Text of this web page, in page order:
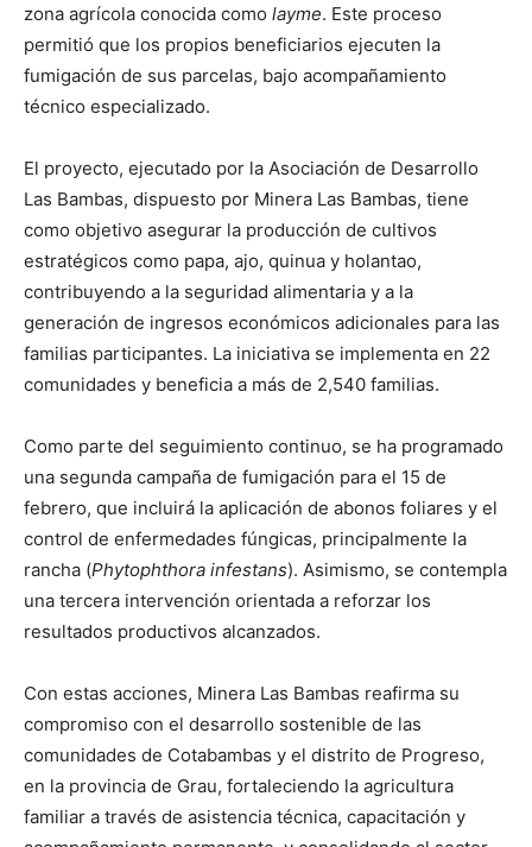
zona agrícola conocida como layme. Este proceso
permitió que los propios beneficiarios ejecuten la
fumigación de sus parcelas, bajo acompañamiento
técnico especializado.
El proyecto, ejecutado por la Asociación de Desarrollo
Las Bambas, dispuesto por Minera Las Bambas, tiene
como objetivo asegurar la producción de cultivos
estratégicos como papa, ajo, quinua y holantao,
contribuyendo a la seguridad alimentaria y a la
generación de ingresos económicos adicionales para las
familias participantes. La iniciativa se implementa en 22
comunidades y beneficia a más de 2,540 familias.
Como parte del seguimiento continuo, se ha programado
una segunda campaña de fumigación para el 15 de
febrero, que incluirá la aplicación de abonos foliares y el
control de enfermedades fúngicas, principalmente la
rancha (Phytophthora infestans). Asimismo, se contempla
una tercera intervención orientada a reforzar los
resultados productivos alcanzados.
Con estas acciones, Minera Las Bambas reafirma su
compromiso con el desarrollo sostenible de las
comunidades de Cotabambas y el distrito de Progreso,
en la provincia de Grau, fortaleciendo la agricultura
familiar a través de asistencia técnica, capacitación y